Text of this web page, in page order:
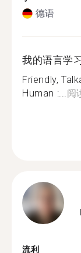
德语
我的语言学
Friendly,
Human :...阅
流利